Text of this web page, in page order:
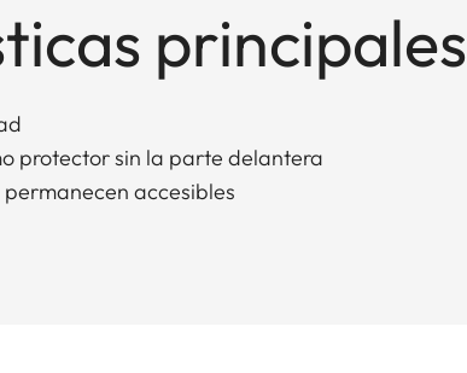
principales
protector sin la parte delantera
accesibles